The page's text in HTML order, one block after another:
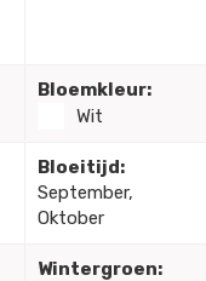
Bloemkleur:
Wit
Bloeitijd:
September,
Oktober
Wintergroen: